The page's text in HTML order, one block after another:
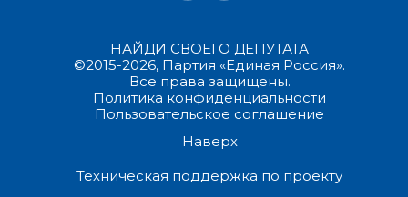
НАЙДИ СВОЕГО ДЕПУТАТА
©2015-2026, Партия «Единая Россия».
Все права защищены.
Политика конфиденциальности
Пользовательское соглашение
Наверх
Техническая поддержка по проекту